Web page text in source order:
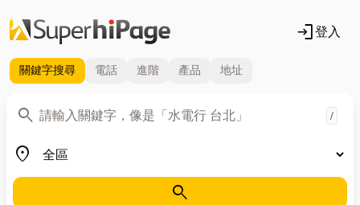
login登入
關鍵字搜尋 電話 進階 產品 地址
search
關鍵字 /
place
地區
search